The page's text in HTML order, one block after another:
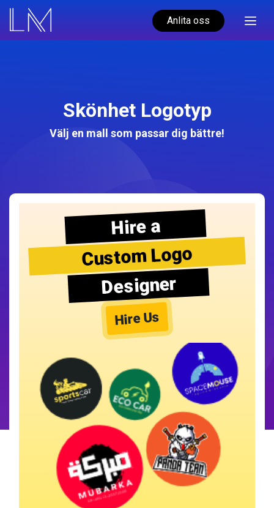
Anlita oss
Skönhet Logotyp
Välj en mall som passar dig bättre!
Hire a
Custom Logo
Designer
Hire Us